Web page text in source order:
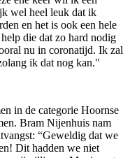
wel heel leuk dat ik
en het is ook een hele
die dat zo hard nodig
nu in coronatijd. Ik zal
ik dat nog kan."
in de categorie Hoornse
Bram Nijenhuis nam
“Geweldig dat we
Dit hadden we niet